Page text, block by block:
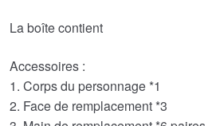
La boîte contient
Accessoires :
1. Corps du personnage *1
2. Face de remplacement *3